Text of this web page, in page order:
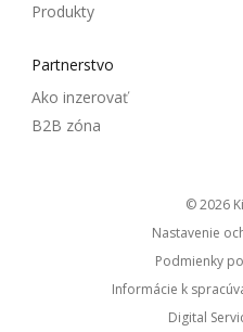
Produkty
Partnerstvo
Ako inzerovať
B2B zóna
© 2026
Nastavenie
Podmienky
Informácie k
Digital